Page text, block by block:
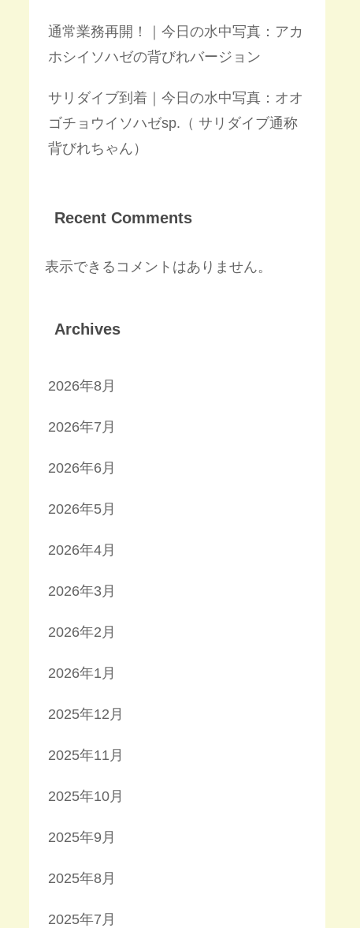
通常業務再開！｜今日の水中写真：アカ
ホシイソハゼの背びれバージョン
サリダイブ到着｜今日の水中写真：オオ
ゴチョウイソハゼsp.（ サリダイブ通称
背びれちゃん）
Recent Comments
表示できるコメントはありません。
Archives
2026年8月
2026年7月
2026年6月
2026年5月
2026年4月
2026年3月
2026年2月
2026年1月
2025年12月
2025年11月
2025年10月
2025年9月
2025年8月
2025年7月